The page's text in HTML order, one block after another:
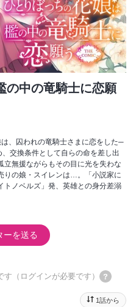
の中の竜騎士に恋願
、囚われの竜騎士さまに恋をした─
交換条件として自らの命を差し出
立無援ながらもその目に光を失わな
りの娘・スイレンは…。「小説家に
トノベルズ」発、英雄との身分差溺
ーを送る
す（ログインが必要です）
1話から